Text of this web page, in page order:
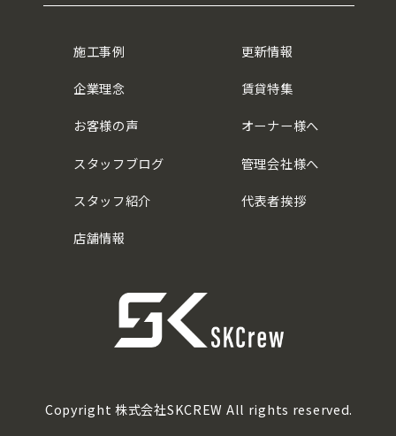
施工事例
企業理念
お客様の声
スタッフブログ
スタッフ紹介
店舗情報
更新情報
賃貸特集
オーナー様へ
管理会社様へ
代表者挨拶
Copyright 株式会社SKCREW All rights reserved.